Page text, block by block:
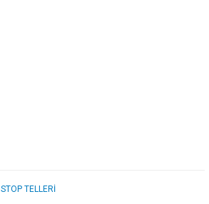
STOP TELLERİ